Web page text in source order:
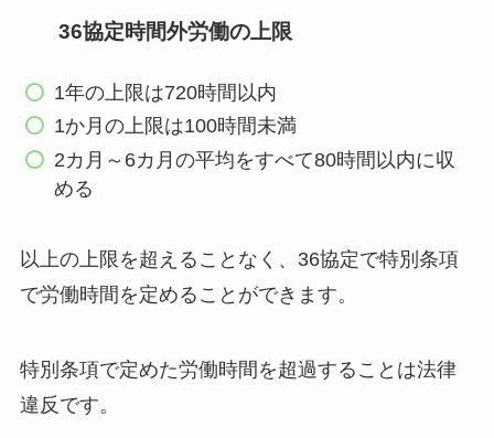
36協定時間外労働の上限
1年の上限は720時間以内
1か月の上限は100時間未満
2カ月～6カ月の平均をすべて80時間以内に収
める
以上の上限を超えることなく、36協定で特別条項
で労働時間を定めることができます。
特別条項で定めた労働時間を超過することは法律
違反です。